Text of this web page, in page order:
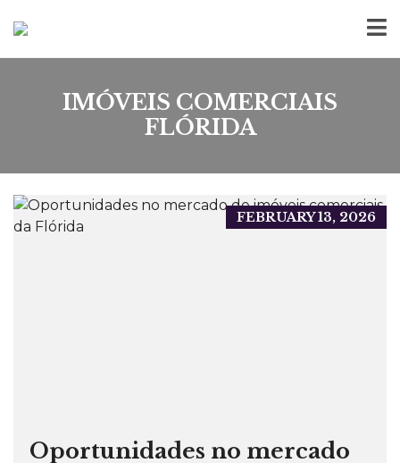
IMÓVEIS COMERCIAIS
FLÓRIDA
FEBRUARY 13, 2026
Oportunidades no mercado